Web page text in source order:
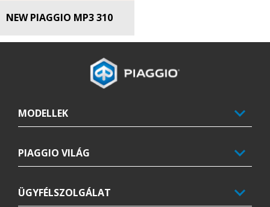
NEW PIAGGIO MP3 310
MODELLEK
PIAGGIO VILÁG
ÜGYFÉLSZOLGÁLAT